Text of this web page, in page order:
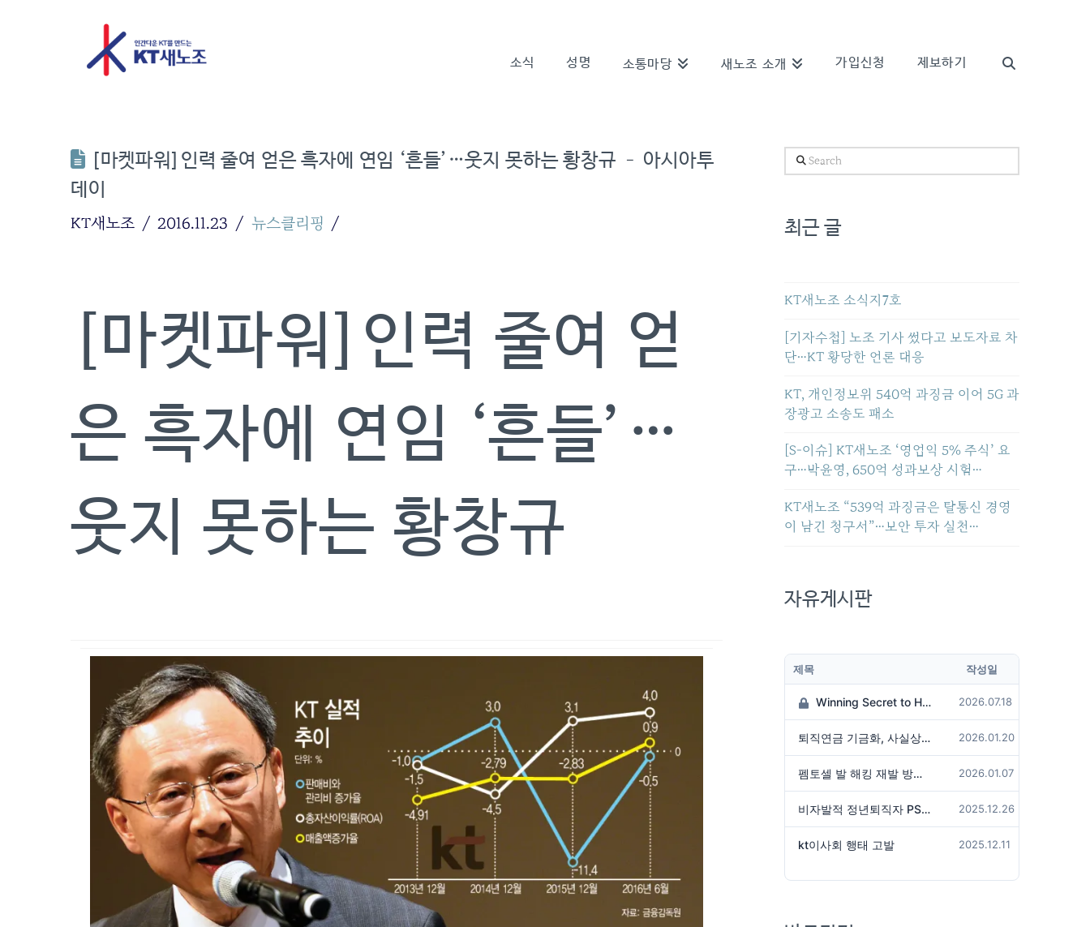
소식 성명 소통마당 새노조 소개 가입신청 제보하기
[마켓파워]인력 줄여 얻은 흑자에 연임 ‘흔들’…웃지 못하는 황창규 – 아시아투
데이
KT새노조 2016.11.23 뉴스클리핑
[마켓파워]인력 줄여 얻
은 흑자에 연임 ‘흔들’…
웃지 못하는 황창규
Search
최근 글
KT새노조 소식지7호
[기자수첩] 노조 기사 썼다고 보도자료 차
단…KT 황당한 언론 대응
KT, 개인정보위 540억 과징금 이어 5G 과
장광고 소송도 패소
[S-이슈] KT새노조 ‘영업익 5% 주식’ 요
구…박윤영, 650억 성과보상 시험…
KT새노조 “539억 과징금은 탈통신 경영
이 남긴 청구서”…보안 투자 실천…
자유게시판
제목 작성일
Winning Secret to Hit the Jackpot! 2026.07.18
퇴직연금 기금화, 사실상 국가가 관리하겠다는 것인가? 2026.01.20
펨토셀 발 해킹 재발 방지 위해서는 2026.01.07
비자발적 정년퇴직자 PS성과급 미지급은 임금체불 아닌가? 2025.12.26
kt이사회 행태 고발 2025.12.11